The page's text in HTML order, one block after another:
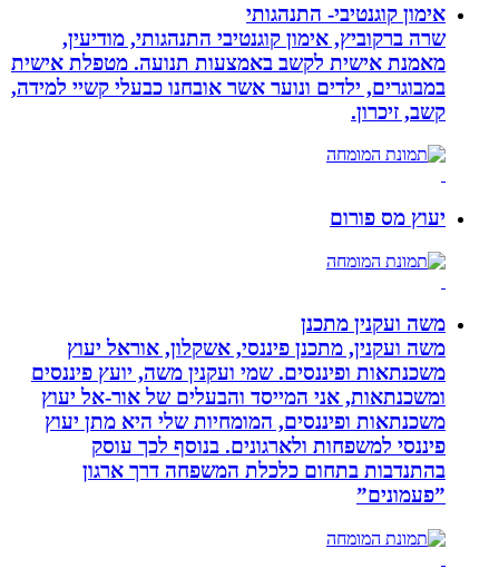
אימון קוגנטיבי- התנהגותי
שרה ברקוביץ, אימון קוגנטיבי התנהגותי, מודיעין,
מאמנת אישית לקשב באמצעות תנועה. מטפלת אישית
במבוגרים, ילדים ונוער אשר אובחנו כבעלי קשיי למידה,
קשב, זיכרון.
יעוץ מס פורום
משה ועקנין מתכנן
משה ועקנין, מתכנן פיננסי, אשקלון, אוראל יעוץ
משכנתאות ופיננסים. שמי ועקנין משה, יועץ פיננסים
ומשכנתאות, אני המייסד והבעלים של אור-אל יעוץ
משכנתאות ופיננסים, המומחיות שלי היא מתן יעוץ
פיננסי למשפחות ולארגונים. בנוסף לכך עוסק
בהתנדבות בתחום כלכלת המשפחה דרך ארגון
”פעמונים”